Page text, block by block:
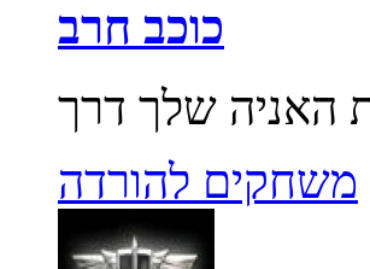
כוכב חרב
משחקים להורדה